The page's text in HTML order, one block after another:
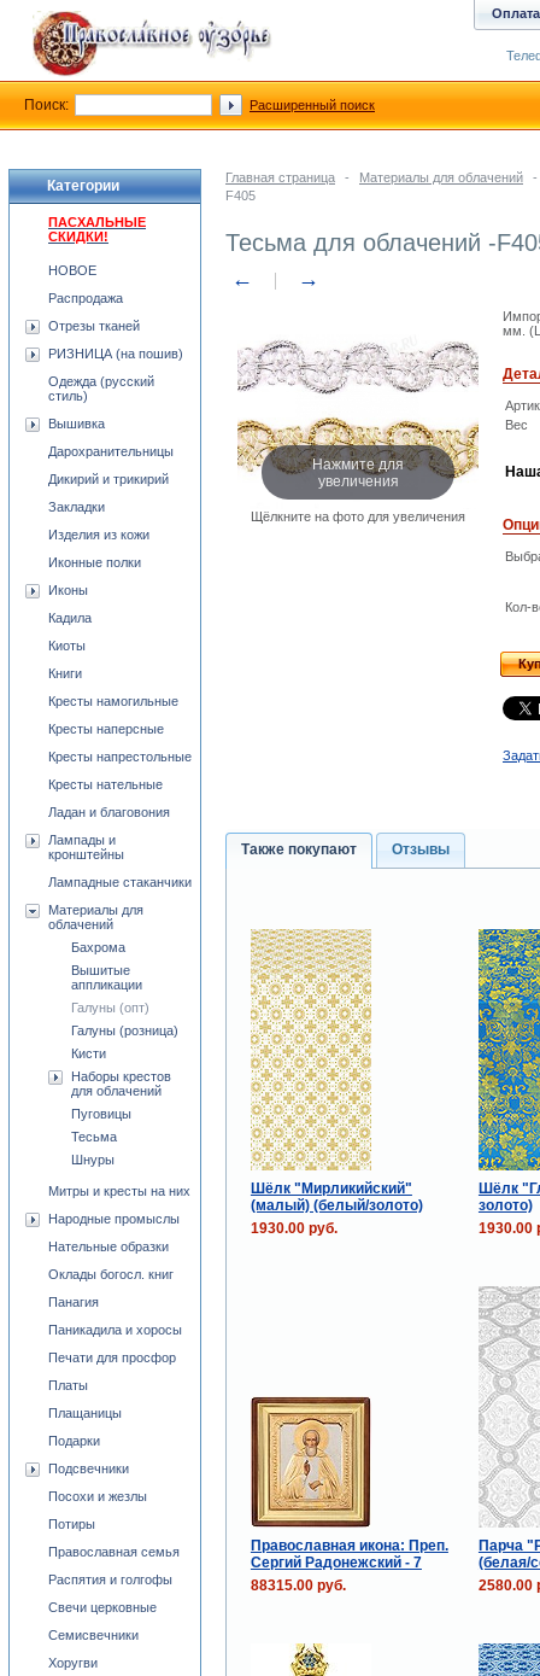
Главная страница - Материалы для облачений
-
F405
Тесьма для облачений -
← →
Нажмите для
увеличения
Щёлкните на фото для увеличения
мм.
Вес
Кол-
Также покупают Отзывы
Шёлк "Мирликийский"
(малый) (белый/золото)
Шёлк
золото)
1930.00 руб.
1930.00
Православная икона: Преп.
Сергий Радонежский - 7
Парча
(белая/
88315.00 руб.
2580.00
Категории
ПАСХАЛЬНЫЕ
СКИДКИ!
НОВОЕ
Распродажа
Отрезы тканей
РИЗНИЦА (на пошив)
Одежда (русский
стиль)
Вышивка
Дарохранительницы
Дикирий и трикирий
Закладки
Изделия из кожи
Иконные полки
Иконы
Кадила
Киоты
Книги
Кресты намогильные
Кресты наперсные
Кресты напрестольные
Кресты нательные
Ладан и благовония
Лампады и
кронштейны
Лампадные стаканчики
Материалы для
облачений
Бахрома
Вышитые
аппликации
Галуны (опт)
Галуны (розница)
Кисти
Наборы крестов
для облачений
Пуговицы
Тесьма
Шнуры
Митры и кресты на них
Народные промыслы
Нательные образки
Оклады богосл. книг
Панагия
Паникадила и хоросы
Печати для просфор
Платы
Плащаницы
Подарки
Подсвечники
Посохи и жезлы
Потиры
Православная семья
Распятия и голгофы
Свечи церковные
Семисвечники
Хоругви
Оплата
Поиск: Расширенный поиск